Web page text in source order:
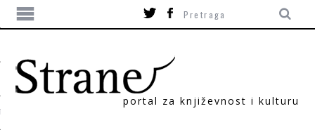
portal za književnost i kulturu